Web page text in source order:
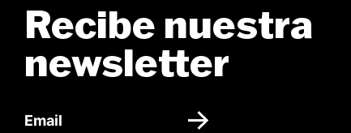
Recibe nuestra
newsletter